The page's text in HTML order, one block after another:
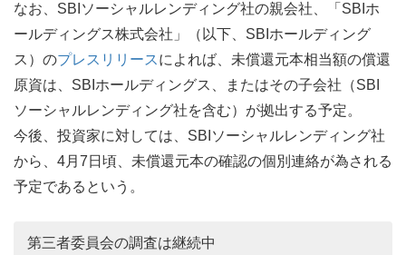
なお、SBIソーシャルレンディング社の親会社、「SBIホ
ールディングス株式会社」（以下、SBIホールディング
ス）のプレスリリースによれば、未償還元本相当額の償還
原資は、SBIホールディングス、またはその子会社（SBI
ソーシャルレンディング社を含む）が拠出する予定。
今後、投資家に対しては、SBIソーシャルレンディング社
から、4月7日頃、未償還元本の確認の個別連絡が為される
予定であるという。
第三者委員会の調査は継続中